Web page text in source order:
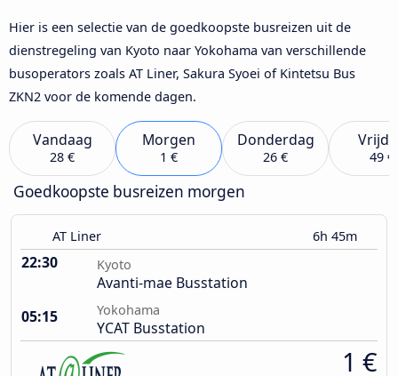
Hier is een selectie van de goedkoopste busreizen uit de
dienstregeling van Kyoto naar Yokohama van verschillende
busoperators zoals AT Liner, Sakura Syoei of Kintetsu Bus
ZKN2 voor de komende dagen.
Vandaag
28 €
Morgen
1 €
Donderdag
26 € 49 €
Goedkoopste busreizen morgen
AT Liner 6h 45m
22:30 Kyoto
Avanti-mae Busstation
05:15
Yokohama
YCAT Busstation
1 €